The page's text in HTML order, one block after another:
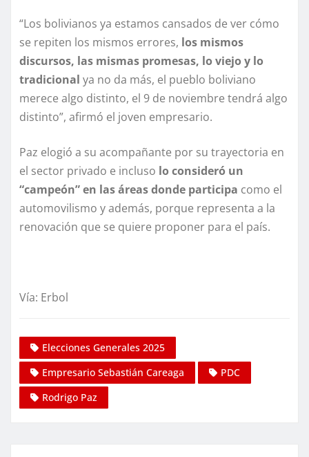
“Los bolivianos ya estamos cansados de ver cómo
se repiten los mismos errores, los mismos
discursos, las mismas promesas, lo viejo y lo
tradicional ya no da más, el pueblo boliviano
merece algo distinto, el 9 de noviembre tendrá algo
distinto”, afirmó el joven empresario.
Paz elogió a su acompañante por su trayectoria en
el sector privado e incluso lo consideró un
“campeón” en las áreas donde participa como el
automovilismo y además, porque representa a la
renovación que se quiere proponer para el país.
Vía: Erbol
Elecciones Generales 2025
Empresario Sebastián Careaga
PDC
Rodrigo Paz